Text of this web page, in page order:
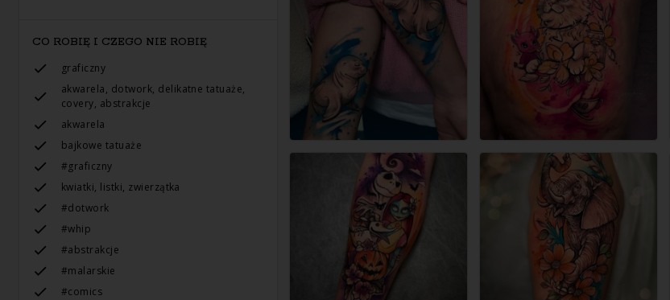
CO ROBIĘ I CZEGO NIE ROBIĘ
graficzny
akwarela, dotwork, delikatne tatuaże,
covery, abstrakcje
akwarela
bajkowe tatuaże
#graficzny
kwiatki, listki, zwierzątka
#dotwork
#whip
#abstrakcje
#malarskie
#comics